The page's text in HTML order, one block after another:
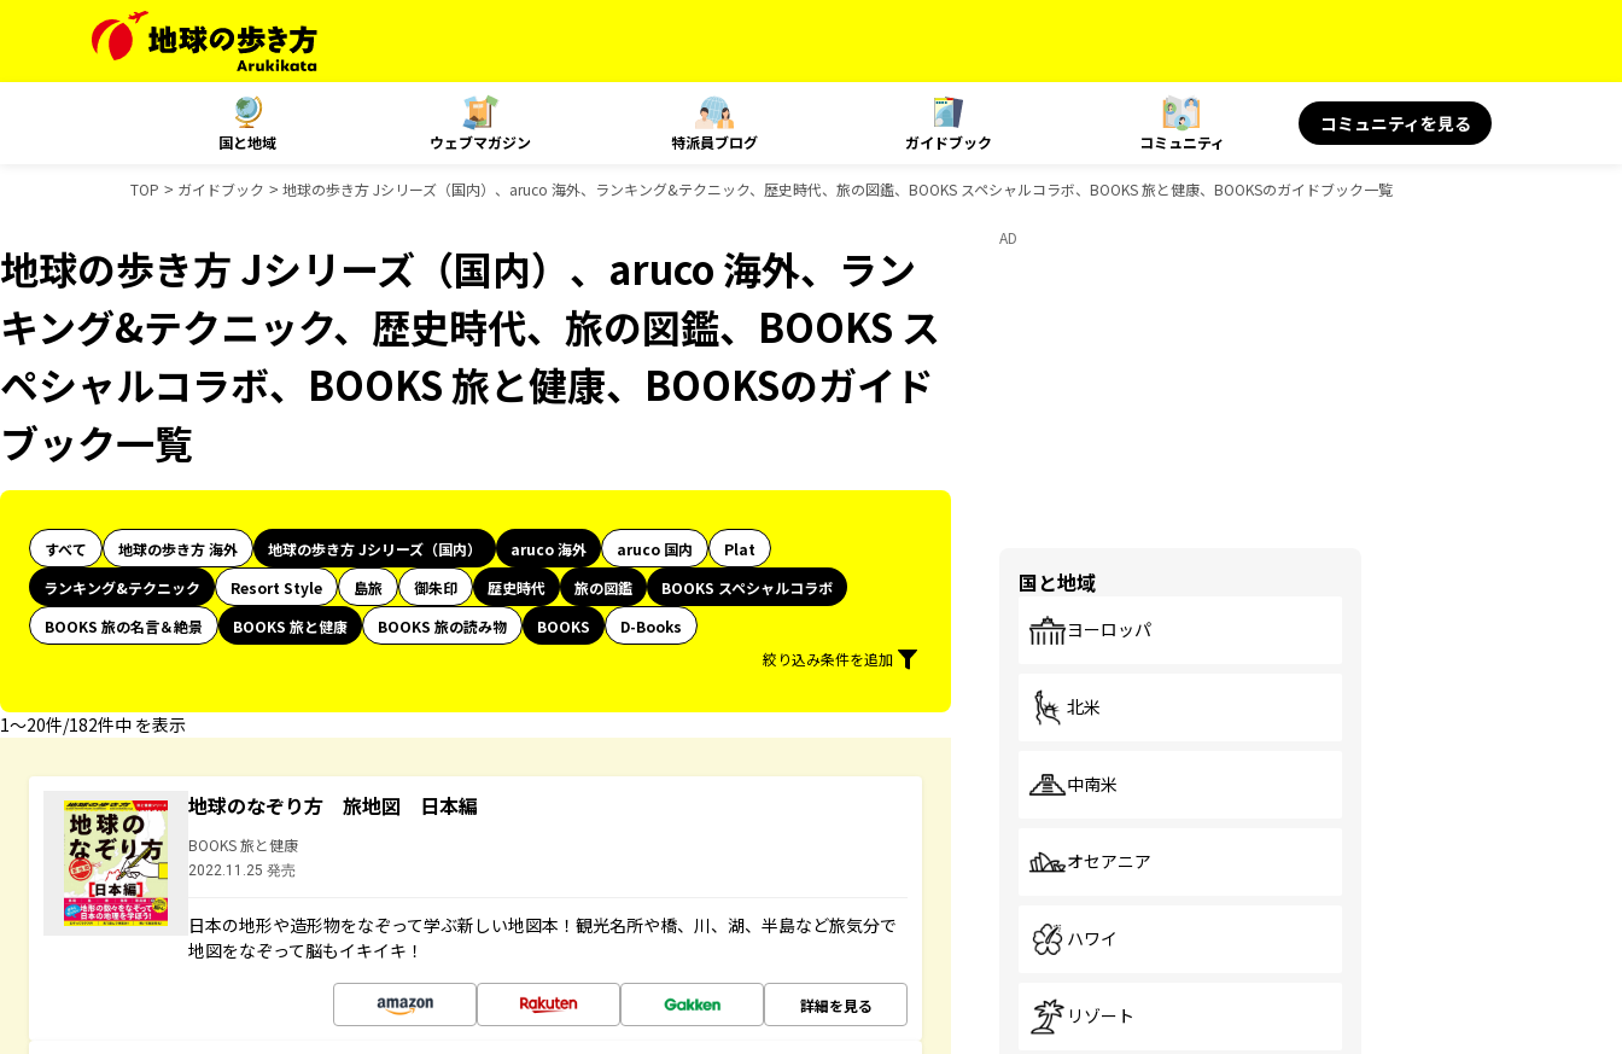
国と地域 ウェブマガジン 特派員ブログ ガイドブック コミュニティ
コミュニティを見る
TOP ガイドブック 地球の歩き方 Jシリーズ（国内）、aruco 海外、ランキング&テクニック、歴史時代、旅の図鑑、BOOKS スペシャルコラボ、BOOKS 旅と健康、BOOKSのガイドブック一覧
地球の歩き方 Jシリーズ（国内）、aruco 海外、ラン
キング&テクニック、歴史時代、旅の図鑑、BOOKS ス
ペシャルコラボ、BOOKS 旅と健康、BOOKSのガイド
ブック一覧
すべて 地球の歩き方 海外 地球の歩き方 Jシリーズ（国内） aruco 海外 aruco 国内
Plat
ランキング&テクニック
Resort Style 島旅 御朱印 歴史時代 旅の図鑑
BOOKS スペシャルコラボ
BOOKS 旅の名言＆絶景
BOOKS 旅と健康 BOOKS 旅の読み物 BOOKS
D-Books
絞り込み条件を追加
1〜20件/182件中 を表示
地球のなぞり方 旅地図 日本編
BOOKS 旅と健康
2022.11.25 発売
日本の地形や造形物をなぞって学ぶ新しい地図本！観光名所や橋、川、湖、半島など旅気分で
地図をなぞって脳もイキイキ！
詳細を見る
AD
国と地域
ヨーロッパ
北米
中南米
オセアニア
ハワイ
リゾート